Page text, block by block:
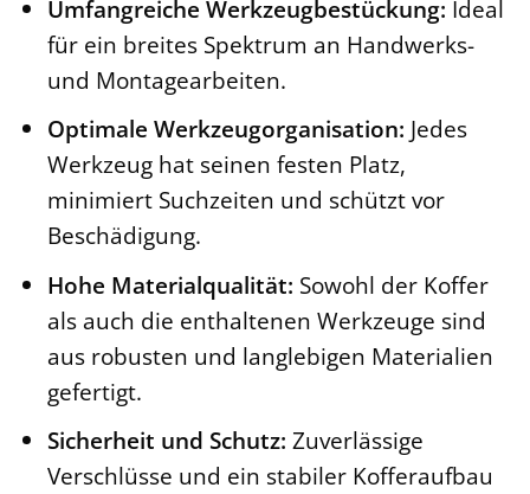
Umfangreiche Werkzeugbestückung: Ideal
für ein breites Spektrum an Handwerks-
und Montagearbeiten.
Optimale Werkzeugorganisation: Jedes
Werkzeug hat seinen festen Platz,
minimiert Suchzeiten und schützt vor
Beschädigung.
Hohe Materialqualität: Sowohl der Koffer
als auch die enthaltenen Werkzeuge sind
aus robusten und langlebigen Materialien
gefertigt.
Sicherheit und Schutz: Zuverlässige
Verschlüsse und ein stabiler Kofferaufbau